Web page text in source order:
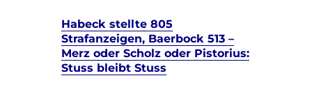
Habeck stellte 805
Strafanzeigen, Baerbock 513 –
Merz oder Scholz oder Pistorius:
Stuss bleibt Stuss